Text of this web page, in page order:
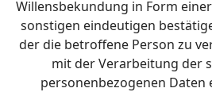
Willensbekundung in Form
sonstigen eindeutigen
der die betroffene Person zu
mit der Verarbeitung der
personenbezogenen Daten